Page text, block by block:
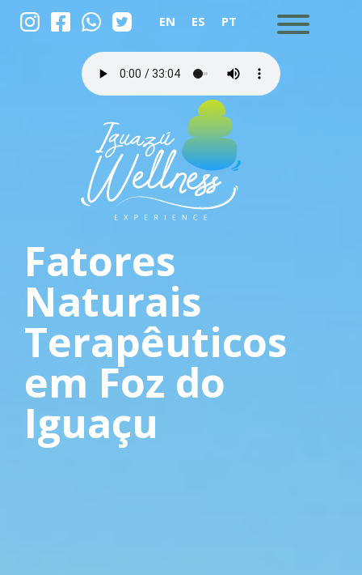
EN ES PT
Fatores
Naturais
Terapêuticos
em Foz do
Iguaçu